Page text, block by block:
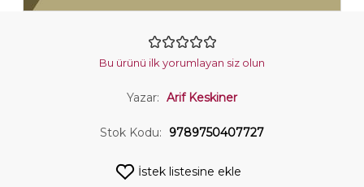
Bu ürünü ilk yorumlayan siz olun
Yazar: Arif Keskiner
Stok Kodu: 9789750407727
İstek listesine ekle